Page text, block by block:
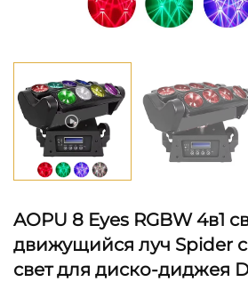
AOPU 8 Eyes RGBW 4в1
движущийся луч Spider
свет для диско-диджея